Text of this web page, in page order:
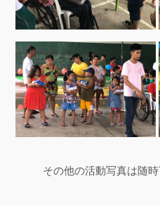
その他の活動写真は随